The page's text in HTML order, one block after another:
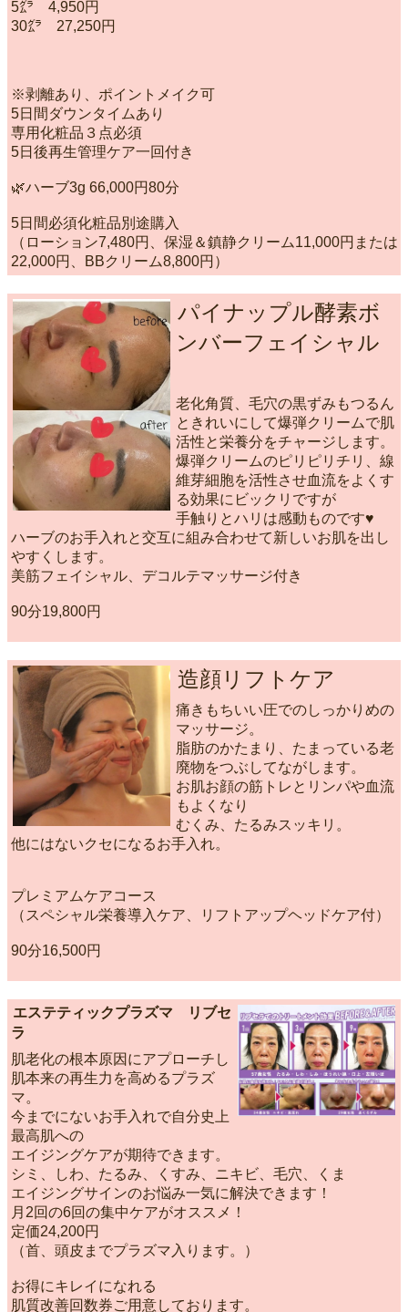
5㌘ 4,950円
30㌘ 27,250円
※剥離あり、ポイントメイク可
5日間ダウンタイムあり
専用化粧品３点必須
5日後再生管理ケア一回付き
🌿ハーブ3g 66,000円80分
5日間必須化粧品別途購入
（ローション7,480円、保湿＆鎮静クリーム11,000円または
22,000円、BBクリーム8,800円）
パイナップル酵素ボ
ンバーフェイシャル
老化角質、毛穴の黒ずみもつるん
ときれいにして爆弾クリームで肌
活性と栄養分をチャージします。
爆弾クリームのピリピリチリ、線
維芽細胞を活性させ血流をよくす
る効果にビックリですが
手触りとハリは感動ものです♥️
ハーブのお手入れと交互に組み合わせて新しいお肌を出し
やすくします。
美筋フェイシャル、デコルテマッサージ付き
90分19,800円
造顔リフトケア
痛きもちいい圧でのしっかりめの
マッサージ。
脂肪のかたまり、たまっている老
廃物をつぶしてながします。
お肌お顔の筋トレとリンパや血流
もよくなり
むくみ、たるみスッキリ。
他にはないクセになるお手入れ。
プレミアムケアコース
（スペシャル栄養導入ケア、リフトアップヘッドケア付）
90分16,500円
エステティックプラズマ リブセ
ラ
肌老化の根本原因にアプローチし
肌本来の再生力を高めるプラズ
マ。
今までにないお手入れで自分史上
最高肌への
エイジングケアが期待できます。
シミ、しわ、たるみ、くすみ、ニキビ、毛穴、くま
エイジングサインのお悩み一気に解決できます！
月2回の6回の集中ケアがオススメ！
定価24,200円
（首、頭皮までプラズマ入ります。）
お得にキレイになれる
肌質改善回数券ご用意しております。